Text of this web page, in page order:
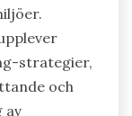
och
miljö.